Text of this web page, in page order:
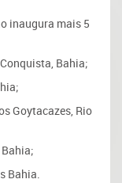
inaugura mais 5
Bahia;
Goytacazes, Rio
Bahia.